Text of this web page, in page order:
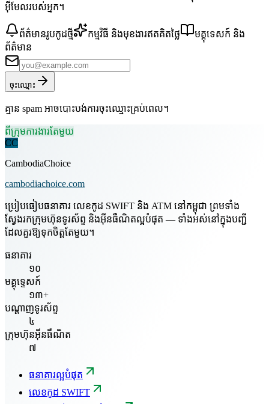
អ៊ីមែលរបស់អ្នក។
ព័ត៌មានរូបកូដថ្មី កម្មវិធី និងមុខងារឥតគិតថ្លៃ
មគ្គុទេសក៍ និង
ព័ត៌មាន
ចុះឈ្មោះ
គ្មាន spam អាចបោះបង់ការចុះឈ្មោះគ្រប់ពេល។
ពីក្រុមការងារតែមួយ
CC
CambodiaChoice
cambodiachoice.com
ប្រៀបធៀបធនាគារ លេខកូដ SWIFT និង ATM នៅកម្ពុជា ព្រមទាំង
ស្វែងរកក្រុមហ៊ុនទូរស័ព្ទ និងអ៊ីនធឺណិតល្អបំផុត — ទាំងអស់នៅក្នុងបញ្ជី
ដែលគួរឱ្យទុកចិត្តតែមួយ។
ធនាគារ
១០
មគ្គុទ្ទេសក៍
១៣+
បណ្តាញទូរស័ព្ទ
៤
ក្រុមហ៊ុនអ៊ីនធឺណិត
៧
ធនាគារល្អបំផុត
លេខកូដ SWIFT